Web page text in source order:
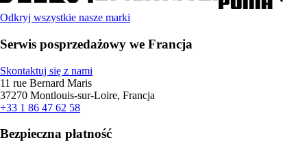
Odkryj wszystkie nasze marki
Serwis posprzedażowy we Francja
Skontaktuj się z nami
11 rue Bernard Maris
37270 Montlouis-sur-Loire, Francja
+33 1 86 47 62 58
Bezpieczna płatność